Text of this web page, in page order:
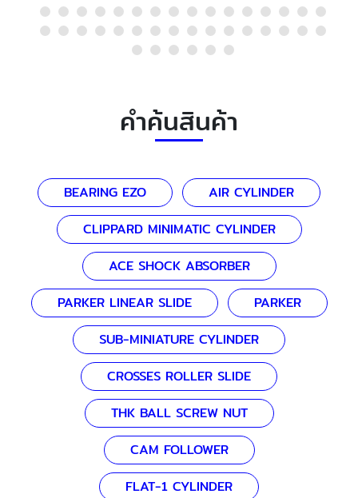
คำค้นสินค้า
BEARING EZO
AIR CYLINDER
CLIPPARD MINIMATIC CYLINDER
ACE SHOCK ABSORBER
PARKER LINEAR SLIDE
PARKER
SUB-MINIATURE CYLINDER
CROSSES ROLLER SLIDE
THK BALL SCREW NUT
CAM FOLLOWER
FLAT-1 CYLINDER